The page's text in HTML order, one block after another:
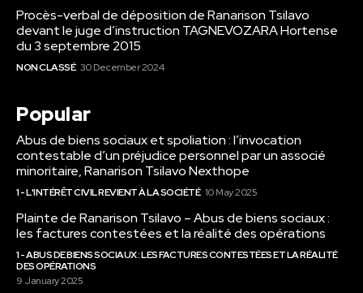
Procès-verbal de déposition de Ranarison Tsilavo
devant le juge d’instruction TAGNEVOZARA Hortense
du 3 septembre 2015
NON CLASSÉ 30 December 2024
Popular
Abus de biens sociaux et spoliation : l’invocation
contestable d’un préjudice personnel par un associé
minoritaire, Ranarison Tsilavo Nexthope
1 - L'INTÉRÊT CIVIL REVIENT À LA SOCIÉTÉ 10 May 2025
Plainte de Ranarison Tsilavo – Abus de biens sociaux :
les factures contestées et la réalité des opérations
1 - ABUS DE BIENS SOCIAUX : LES FACTURES CONTESTÉES ET LA RÉALITÉ
DES OPÉRATIONS
9 January 2025